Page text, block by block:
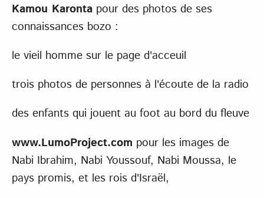
Kamou Karonta pour des photos de ses
connaissances bozo :
le vieil homme sur le page d'acceuil
trois photos de personnes à l'écoute de la radio
des enfants qui jouent au foot au bord du fleuve
www.LumoProject.com pour les images de
Nabi Ibrahim, Nabi Youssouf, Nabi Moussa, le
pays promis, et les rois d'Israël,